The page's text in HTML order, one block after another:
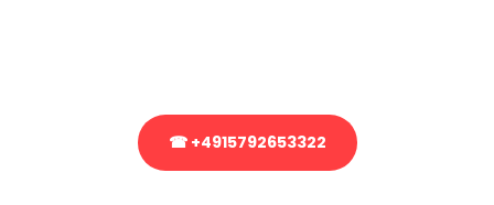
☎ +4915792653322